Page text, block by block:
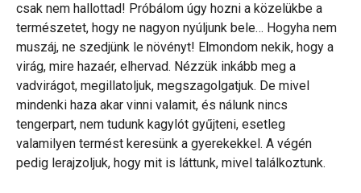
csak nem hallottad! Próbálom úgy hozni a közelükbe a
természetet, hogy ne nagyon nyúljunk bele… Hogyha nem
muszáj, ne szedjünk le növényt! Elmondom nekik, hogy a
virág, mire hazaér, elhervad. Nézzük inkább meg a
vadvirágot, megillatoljuk, megszagolgatjuk. De mivel
mindenki haza akar vinni valamit, és nálunk nincs
tengerpart, nem tudunk kagylót gyűjteni, esetleg
valamilyen termést keresünk a gyerekekkel. A végén
pedig lerajzoljuk, hogy mit is láttunk, mivel találkoztunk.